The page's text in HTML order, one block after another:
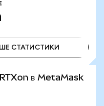
СТАТИСТИКИ
в MetaMask